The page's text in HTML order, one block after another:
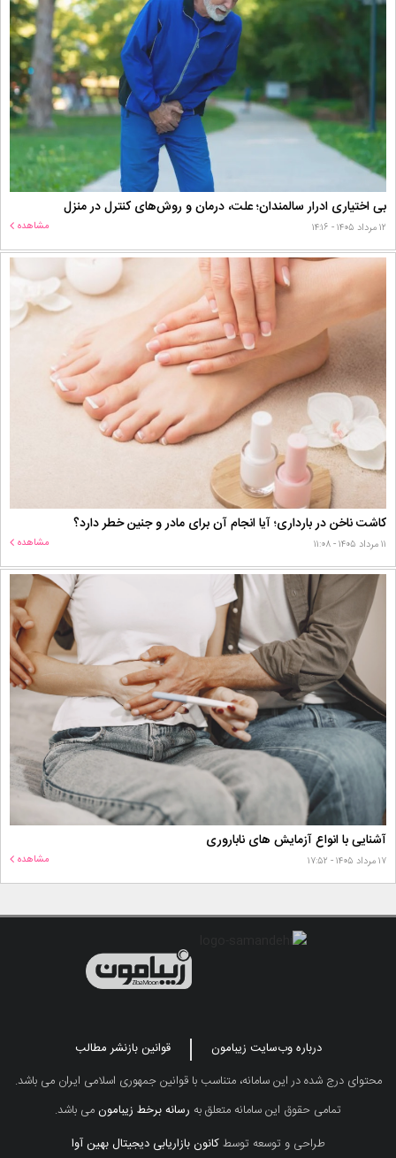
بی اختیاری ادرار سالمندان؛ علت، درمان و روش‌های کنترل در منزل
۱۲ مرداد ۱۴۰۵ - ۱۴:۱۶ مشاهده
کاشت ناخن در بارداری؛ آیا انجام آن برای مادر و جنین خطر دارد؟
۱۱ مرداد ۱۴۰۵ - ۱۱:۰۸ مشاهده
آشنایی با انواع آزمایش های ناباروری
۱۷ مرداد ۱۴۰۵ - ۱۷:۵۲ مشاهده
درباره وب‌سایت زیبامون
قوانین بازنشر مطالب
محتوای درج شده در این سامانه، متناسب با قوانین جمهوری اسلامی ایران می باشد.
تمامی حقوق این سامانه متعلق به رسانه برخط زیبامونمی باشد.
طراحی و توسعه توسطکانون بازاریابی دیجیتال بهین آوا